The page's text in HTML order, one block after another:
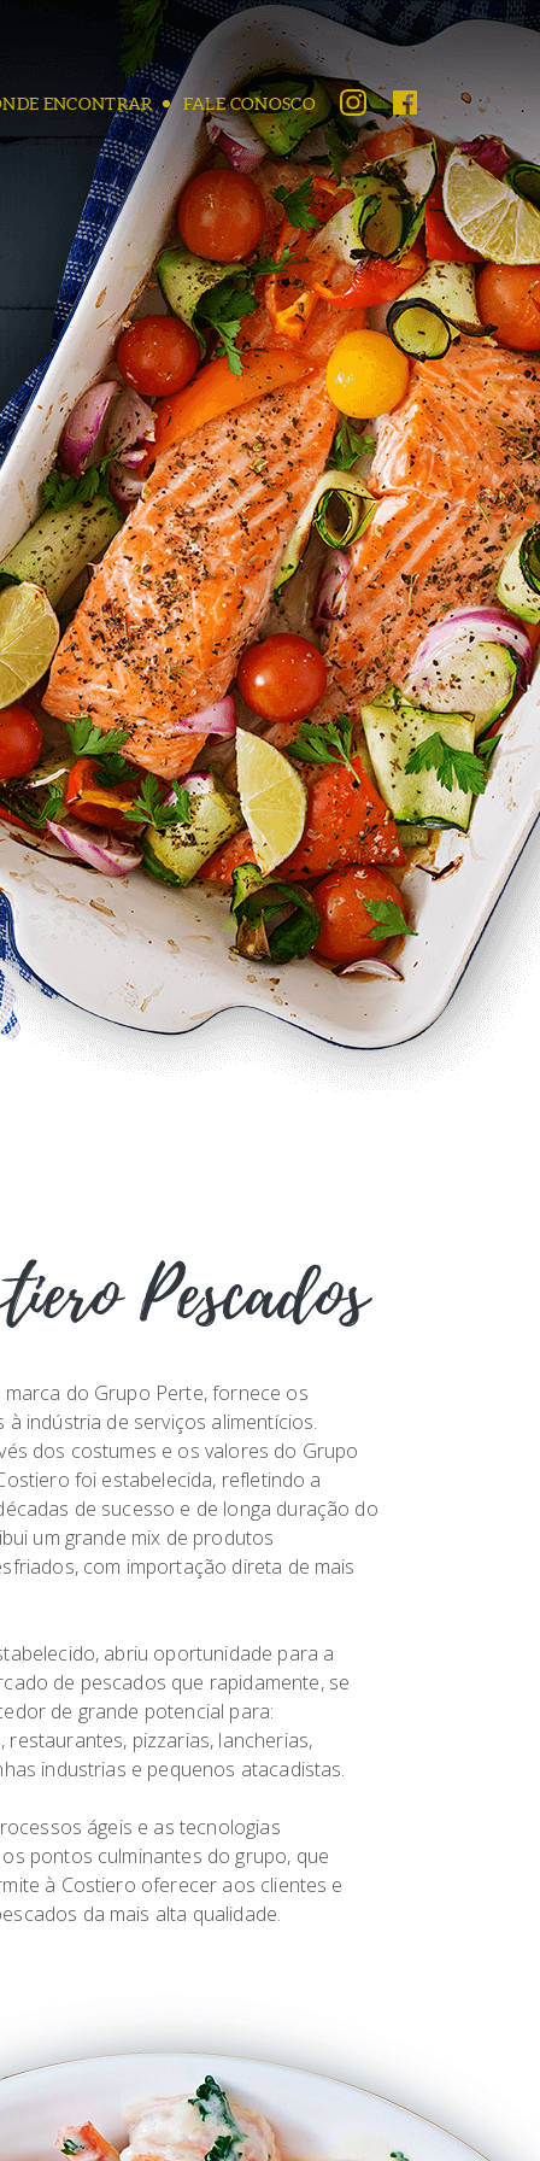
ENCONTRAR FALE CONOSCO
Pescados
marca do Grupo Perte, fornece os
à indústria de serviços alimentícios.
dos costumes e os valores do Grupo
foi estabelecida, refletindo a
de sucesso e de longa duração do
um grande mix de produtos
com importação direta de mais
abriu oportunidade para a
de pescados que rapidamente, se
de grande potencial para:
restaurantes, pizzarias, lancherias,
industrias e pequenos atacadistas.
ágeis e as tecnologias
pontos culminantes do grupo, que
à Costiero oferecer aos clientes e
da mais alta qualidade.